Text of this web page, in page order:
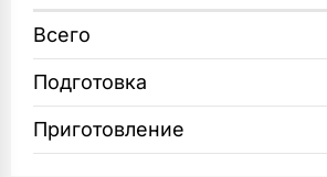
1 шт
Тарелка неглубокая
вовнутрь.
В середину выложите
и заверните начинку в
образом приготовьте
Всего
Подготовка
Приготовление